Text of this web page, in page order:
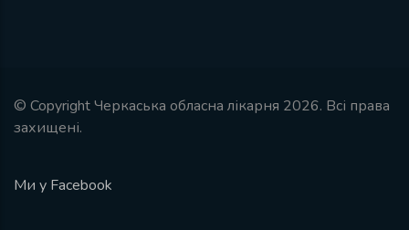
© Copyright Черкаська обласна лікарня 2026. Всі права
захищені.
Ми у Facebook